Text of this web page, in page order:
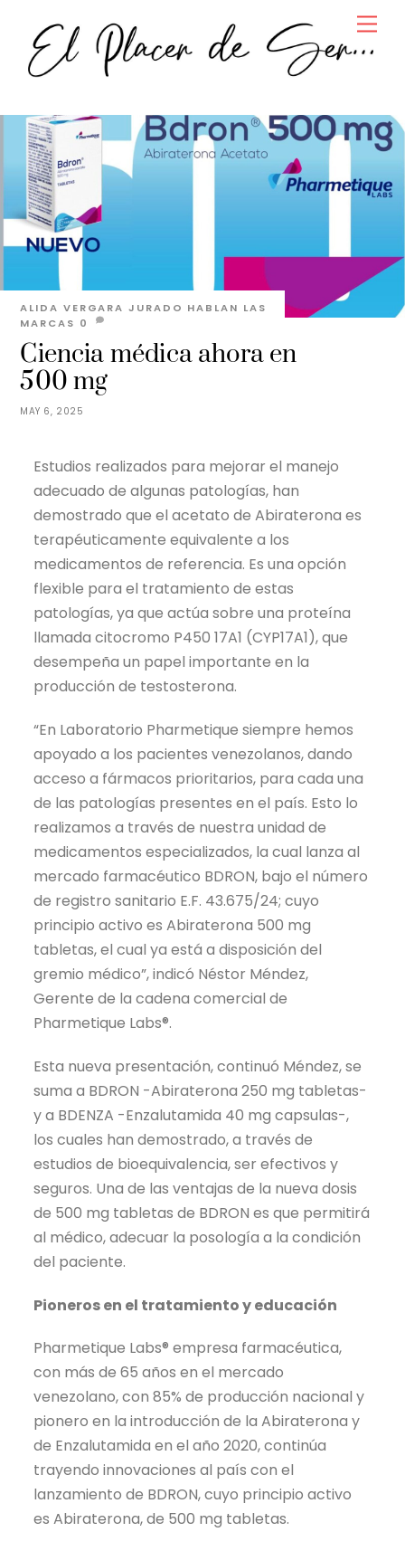
content
MAY 6, 2025
Ciencia médica ahora en
500 mg
ALIDA VERGARA JURADO HABLAN LAS
MARCAS 0
Estudios realizados para mejorar el manejo
adecuado de algunas patologías, han
demostrado que el acetato de Abiraterona es
terapéuticamente equivalente a los
medicamentos de referencia. Es una opción
flexible para el tratamiento de estas
patologías, ya que actúa sobre una proteína
llamada citocromo P450 17A1 (CYP17A1), que
desempeña un papel importante en la
producción de testosterona.
“En Laboratorio Pharmetique siempre hemos
apoyado a los pacientes venezolanos, dando
acceso a fármacos prioritarios, para cada una
de las patologías presentes en el país. Esto lo
realizamos a través de nuestra unidad de
medicamentos especializados, la cual lanza al
mercado farmacéutico BDRON, bajo el número
de registro sanitario E.F. 43.675/24; cuyo
principio activo es Abiraterona 500 mg
tabletas, el cual ya está a disposición del
gremio médico”, indicó Néstor Méndez,
Gerente de la cadena comercial de
Pharmetique Labs®.
Esta nueva presentación, continuó Méndez, se
suma a BDRON -Abiraterona 250 mg tabletas-
y a BDENZA -Enzalutamida 40 mg capsulas-,
los cuales han demostrado, a través de
estudios de bioequivalencia, ser efectivos y
seguros. Una de las ventajas de la nueva dosis
de 500 mg tabletas de BDRON es que permitirá
al médico, adecuar la posología a la condición
del paciente.
Pioneros en el tratamiento y educación
Pharmetique Labs® empresa farmacéutica,
con más de 65 años en el mercado
venezolano, con 85% de producción nacional y
pionero en la introducción de la Abiraterona y
de Enzalutamida en el año 2020, continúa
trayendo innovaciones al país con el
lanzamiento de BDRON, cuyo principio activo
es Abiraterona, de 500 mg tabletas.